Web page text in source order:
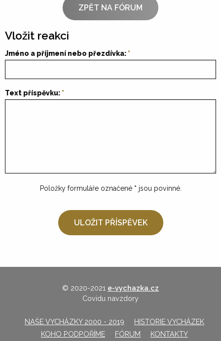
ZPĚT NA FÓRUM
Vložit reakci
Jméno a příjmení nebo přezdívka:
Text příspěvku:
Položky formuláře označené * jsou povinné.
© 2020-2021 e-vychazka.cz
Covidu navzdory
NAŠE VYCHÁZKY 2000 - 2019
HISTORIE VYCHÁZEK
KOHO PODPOŘÍME
FÓRUM KONTAKTY